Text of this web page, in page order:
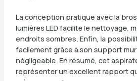
La conception pratique avec la
lumières LED facilite le nettoyage,
endroits sombres. Enfin, la
facilement grâce à son support
négligeable. En résumé, cet
représenter un excellent rapport